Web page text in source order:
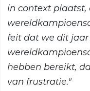
in context plaatst,
feit dat we dit
hebben bereikt,
van frustratie."